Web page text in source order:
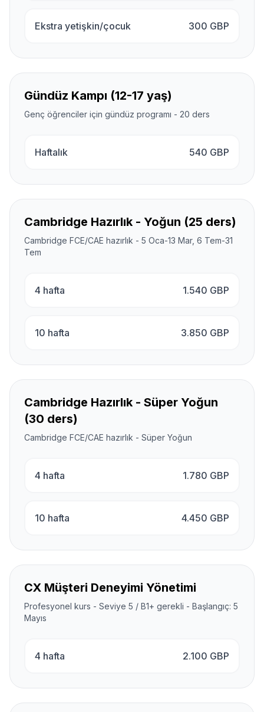
Ekstra yetişkin/çocuk 300 GBP
Gündüz Kampı (12-17 yaş)
Genç öğrenciler için gündüz programı - 20 ders
Haftalık 540 GBP
Cambridge Hazırlık - Yoğun (25 ders)
Cambridge FCE/CAE hazırlık - 5 Oca-13 Mar, 6 Tem-31
Tem
4 hafta 1.540 GBP
10 hafta 3.850 GBP
Cambridge Hazırlık - Süper Yoğun
(30 ders)
Cambridge FCE/CAE hazırlık - Süper Yoğun
4 hafta 1.780 GBP
10 hafta 4.450 GBP
CX Müşteri Deneyimi Yönetimi
Profesyonel kurs - Seviye 5 / B1+ gerekli - Başlangıç: 5
Mayıs
4 hafta 2.100 GBP